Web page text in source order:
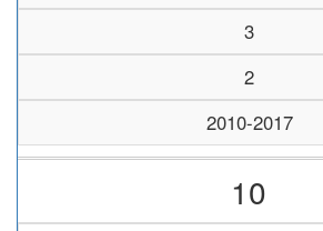
3
2
2010-2017
10